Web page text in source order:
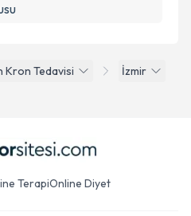
Kron Tedavisi
İzmir
TerapiOnline Diyet